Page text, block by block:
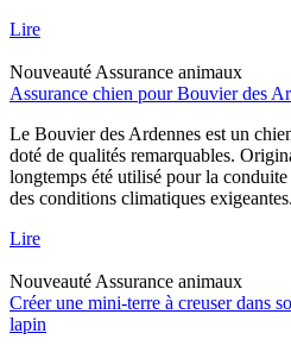
Lire
Nouveauté Assurance animaux
Assurance chien pour Bouvier des
Le Bouvier des Ardennes est un
doté de qualités remarquables.
longtemps été utilisé pour la
des conditions climatiques exigeantes.
Lire
Nouveauté Assurance animaux
Créer une mini-terre à creuser dans
lapin